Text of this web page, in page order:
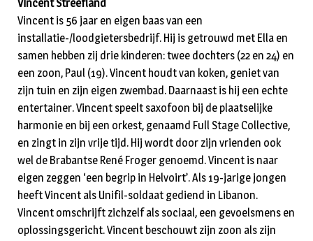
Vincent Streefland
Vincent is 56 jaar en eigen baas van een
installatie-/loodgietersbedrijf. Hij is getrouwd met Ella en
samen hebben zij drie kinderen: twee dochters (22 en 24) en
een zoon, Paul (19). Vincent houdt van koken, geniet van
zijn tuin en zijn eigen zwembad. Daarnaast is hij een echte
entertainer. Vincent speelt saxofoon bij de plaatselijke
harmonie en bij een orkest, genaamd Full Stage Collective,
en zingt in zijn vrije tijd. Hij wordt door zijn vrienden ook
wel de Brabantse René Froger genoemd. Vincent is naar
eigen zeggen ‘een begrip in Helvoirt’. Als 19-jarige jongen
heeft Vincent als Unifil-soldaat gediend in Libanon.
Vincent omschrijft zichzelf als sociaal, een gevoelsmens en
oplossingsgericht. Vincent beschouwt zijn zoon als zijn